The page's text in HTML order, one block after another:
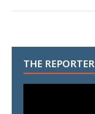
THE REPORTER